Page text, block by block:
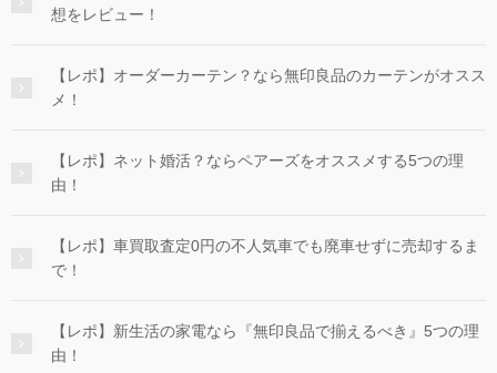
想をレビュー！
【レポ】オーダーカーテン？なら無印良品のカーテンがオスス
メ！
【レポ】ネット婚活？ならペアーズをオススメする5つの理
由！
【レポ】車買取査定0円の不人気車でも廃車せずに売却するま
で！
【レポ】新生活の家電なら『無印良品で揃えるべき』5つの理
由！